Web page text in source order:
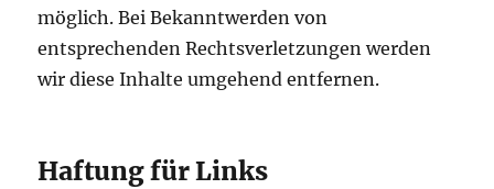
möglich. Bei Bekanntwerden von
entsprechenden Rechtsverletzungen werden
wir diese Inhalte umgehend entfernen.
Haftung für Links